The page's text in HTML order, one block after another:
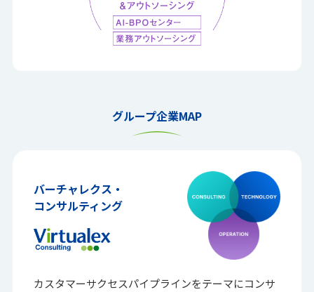
グループ企業MAP
バーチャレクス・
コンサルティング
カスタマーサクセスパイプラインをテーマにコンサ